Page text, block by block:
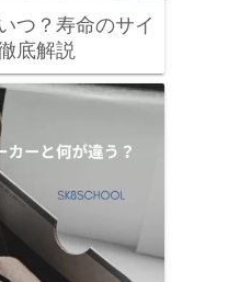
つ？寿命のサイ
底解説